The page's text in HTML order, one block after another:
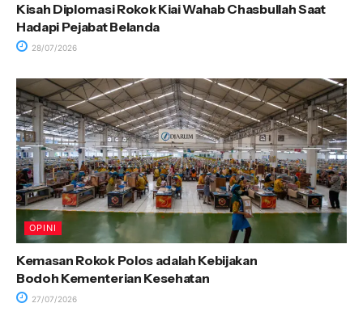
Kisah Diplomasi Rokok Kiai Wahab Chasbullah Saat
Hadapi Pejabat Belanda
28/07/2026
OPINI
Kemasan Rokok Polos adalah Kebijakan
Bodoh Kementerian Kesehatan
27/07/2026